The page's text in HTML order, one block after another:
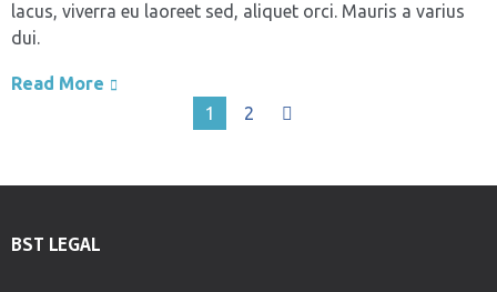
lacus, viverra eu laoreet sed, aliquet orci. Mauris a varius
dui.
Read More
1
2
BST LEGAL